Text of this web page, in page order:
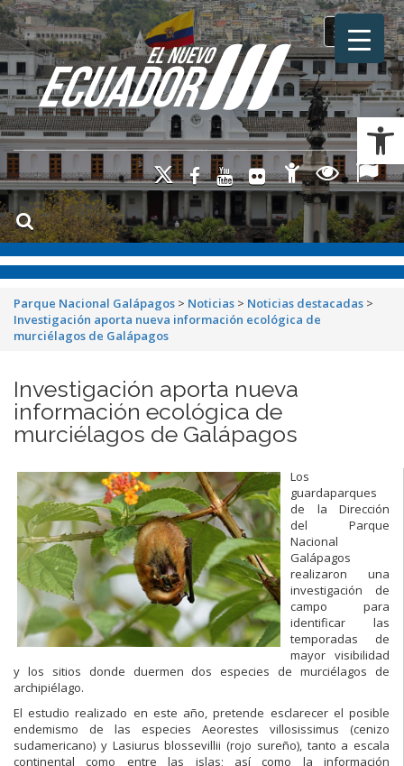
Toggle
Parque Nacional Galápagos > Noticias > Noticias destacadas >
Investigación aporta nueva información ecológica de
murciélagos de Galápagos
Investigación aporta nueva
información ecológica de
murciélagos de Galápagos
Los
guardaparques
de la Dirección
del Parque
Nacional
Galápagos
realizaron una
investigación de
campo para
identificar las
temporadas de
mayor visibilidad
y los sitios donde duermen dos especies de murciélagos de
archipiélago.
El estudio realizado en este año, pretende esclarecer el posible
endemismo de las especies Aeorestes villosissimus (cenizo
sudamericano) y Lasiurus blossevillii (rojo sureño), tanto a escala
continental como entre las islas; así como la información